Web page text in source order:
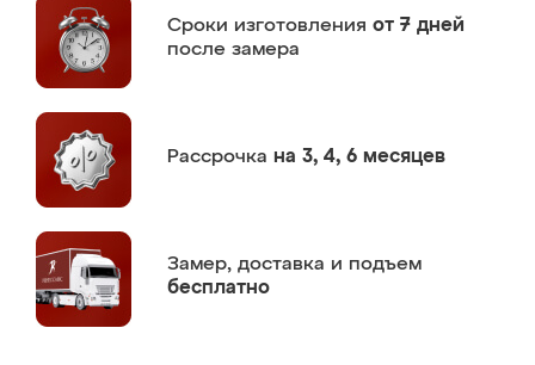
Сроки изготовления от 7 дней
после замера
Рассрочка на 3, 4, 6 месяцев
Замер, доставка и подъем
бесплатно